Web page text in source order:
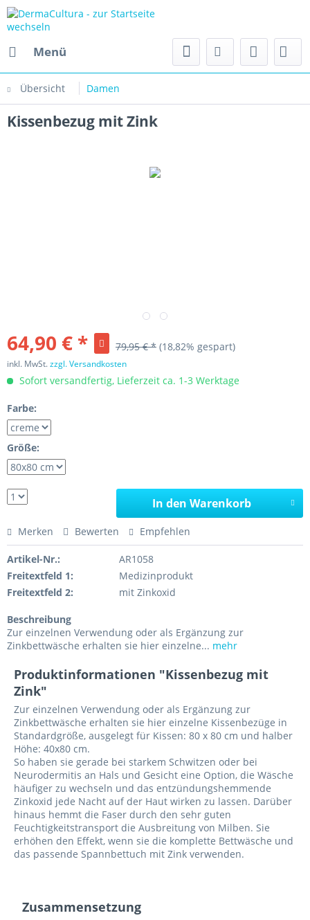
Menü
Übersicht Damen
Kissenbezug mit Zink
64,90 € * 79,95 € * (18,82% gespart)
inkl. MwSt.zzgl. Versandkosten
Sofort versandfertig, Lieferzeit ca. 1-3 Werktage
Farbe:
Größe:
In den Warenkorb
Merken Bewerten Empfehlen
Artikel-Nr.:
AR1058
Freitextfeld 1:
Medizinprodukt
Freitextfeld 2:
mit Zinkoxid
Beschreibung
Zur einzelnen Verwendung oder als Ergänzung zur
Zinkbettwäsche erhalten sie hier einzelne... mehr
Produktinformationen "Kissenbezug mit
Zink"
Zur einzelnen Verwendung oder als Ergänzung zur
Zinkbettwäsche erhalten sie hier einzelne Kissenbezüge in
Standardgröße, ausgelegt für Kissen: 80 x 80 cm und halber
Höhe: 40x80 cm.
So haben sie gerade bei starkem Schwitzen oder bei
Neurodermitis an Hals und Gesicht eine Option, die Wäsche
häufiger zu wechseln und das entzündungshemmende
Zinkoxid jede Nacht auf der Haut wirken zu lassen. Darüber
hinaus hemmt die Faser durch den sehr guten
Feuchtigkeitstransport die Ausbreitung von Milben. Sie
erhöhen den Effekt, wenn sie die komplette Bettwäsche und
das passende Spannbettuch mit Zink verwenden.
Zusammensetzung